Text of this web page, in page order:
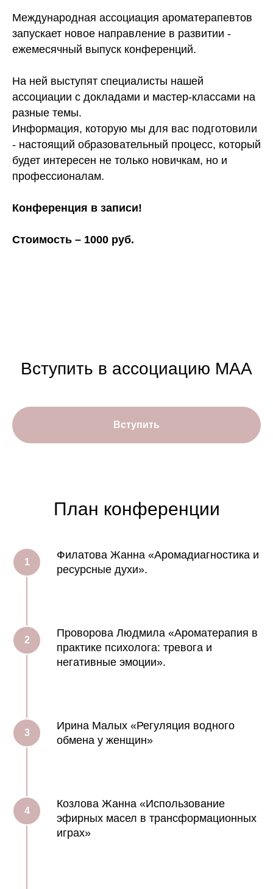
Международная ассоциация ароматерапевтов
запускает новое направление в развитии -
ежемесячный выпуск конференций.
На ней выступят специалисты нашей
ассоциации с докладами и мастер-классами на
разные темы.
Информация, которую мы для вас подготовили
- настоящий образовательный процесс, который
будет интересен не только новичкам, но и
профессионалам.
Конференция в записи!
Стоимость – 1000 руб.
Вступить в ассоциацию МАА
Вступить
План конференции
Филатова Жанна «Аромадиагностика и
ресурсные духи».
Проворова Людмила «Ароматерапия в
практике психолога: тревога и
негативные эмоции».
Ирина Малых «Регуляция водного
обмена у женщин»
Козлова Жанна «Использование
эфирных масел в трансформационных
играх»